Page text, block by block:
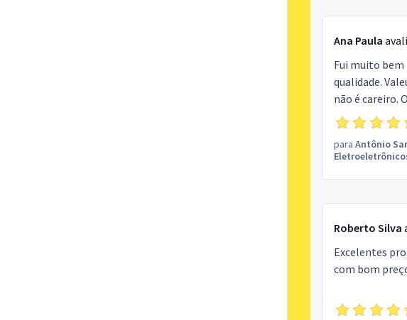
Ana Paula
Fui muito
qualidade.
não é careiro.
para Antônio
Roberto Silva
Excelentes
com bom